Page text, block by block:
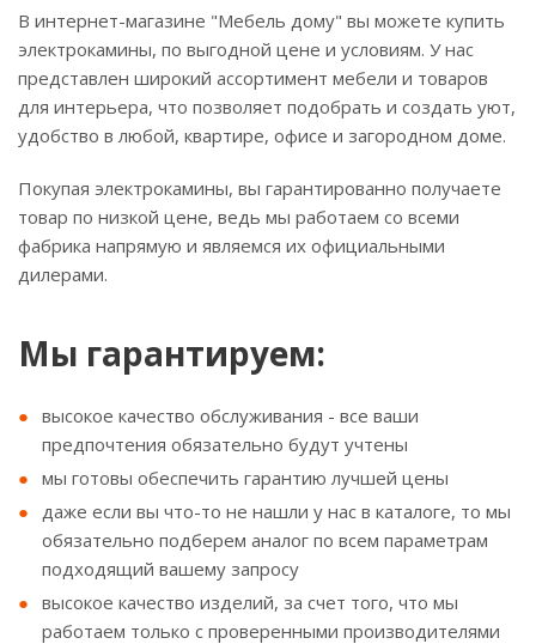
В интернет-магазине "Мебель дому" вы можете купить
электрокамины, по выгодной цене и условиям. У нас
представлен широкий ассортимент мебели и товаров
для интерьера, что позволяет подобрать и создать уют,
удобство в любой, квартире, офисе и загородном доме.
Покупая электрокамины, вы гарантированно получаете
товар по низкой цене, ведь мы работаем со всеми
фабрика напрямую и являемся их официальными
дилерами.
Мы гарантируем:
высокое качество обслуживания - все ваши
предпочтения обязательно будут учтены
мы готовы обеспечить гарантию лучшей цены
даже если вы что-то не нашли у нас в каталоге, то мы
обязательно подберем аналог по всем параметрам
подходящий вашему запросу
высокое качество изделий, за счет того, что мы
работаем только с проверенными производителями